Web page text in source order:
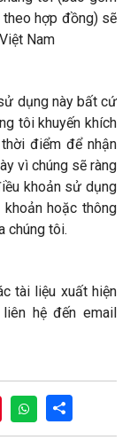
theo hợp đồng) sẽ
Nam
dụng này bất cứ
tôi khuyến khích
điểm để nhận
vì chúng sẽ ràng
khoản sử dụng
hoặc thông
chúng tôi.
tài liệu xuất hiện
hệ đến email